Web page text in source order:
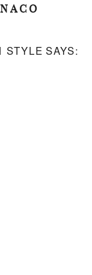
STYLE SAYS: